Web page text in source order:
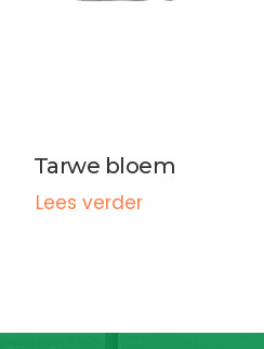
Tarwe bloem
Lees verder